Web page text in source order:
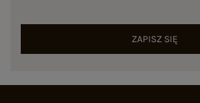
ZAPISZ SIĘ